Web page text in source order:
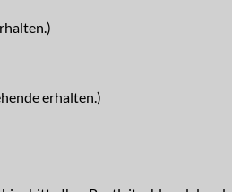
erhalten.)